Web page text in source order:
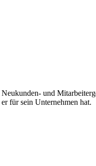
und
für sein Unternehmen hat.